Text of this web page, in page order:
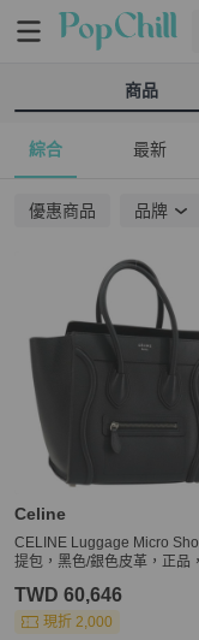
商品
綜合 最新
優惠商品 品牌
Celine
CELINE Luggage Micro
提包，黑色/銀色皮革，正品
TWD 60,646
現折 2,000